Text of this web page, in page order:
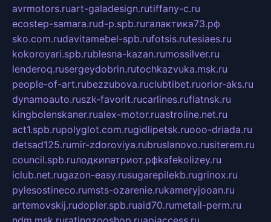
avrmotors.ruart-galadesign.rutiffany-c.ru
ecostep-samara.rud-p.spb.ruгалактика73.рф
sko.com.rudavitamebel-spb.rufotsis.rutesiaes.ru
kokoroyari.spb.rublesna-kazan.rumossilver.ru
lenderoq.rusergeydobrin.rutochkazvuka.msk.ru
people-of-art.rubezzubova.ruclubtibet.ruorior-aks.ru
dynamoauto.ruszk-favorit.rucarlines.ruflatnsk.ru
kingbolenskaner.rualex-motor.ruastroline.net.ru
act1.spb.rupolyglot.com.rugidlipetsk.ruooo-driada.ru
detsad125.rumir-zdoroviya.rubruslanovo.rusiterem.ru
council.spb.ruлодкипатриот.рфkafekolizey.ru
iclub.net.rugazon-easy.rusugarepilekb.rugrinox.ru
pylesostineco.rumsts-ozarenie.rukameryjooan.ru
artemovskij.rudopler.spb.ruaid70.rumetall-perm.ru